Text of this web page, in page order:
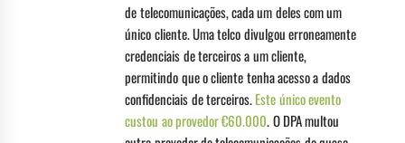
de telecomunicações, cada um deles com um
único cliente. Uma telco divulgou erroneamente
credenciais de terceiros a um cliente,
permitindo que o cliente tenha acesso a dados
confidenciais de terceiros.Este único evento
custou ao provedor €60.000. O DPA multou